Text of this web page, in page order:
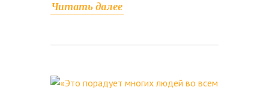
Читать далее